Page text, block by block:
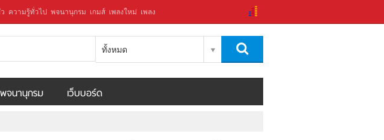
ความรู้ทั่วไป พจนานุกรม เกมส์ เพลงใหม่ เพลง
ทั้งหมด
พจนานุกรม เว็บบอร์ด